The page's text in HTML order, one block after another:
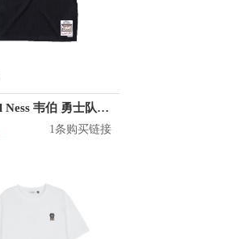
Mitchell Ness 韦伯 勇士队 4号球衣
1条购买链接